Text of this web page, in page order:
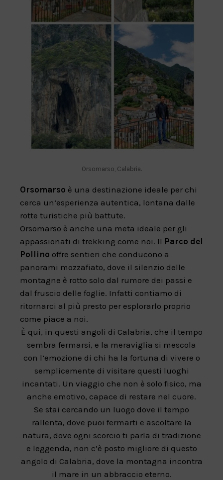
Orsomarso, Calabria.
Orsomarso è una destinazione ideale per chi
cerca un’esperienza autentica, lontana dalle
rotte turistiche più battute.
Orsomarso è anche una meta ideale per gli
appassionati di trekking come noi. Il Parco del
Pollino offre sentieri che conducono a
panorami mozzafiato, dove il silenzio delle
montagne è rotto solo dal rumore dei passi e
dal fruscio delle foglie. Infatti contiamo di
ritornarci al più presto per esplorarlo proprio
come piace a noi.
È qui, in questi angoli di Calabria, che il tempo
sembra fermarsi, e la meraviglia si mescola
con l’emozione di chi ha la fortuna di vivere o
semplicemente di visitare questi luoghi
incantati. Un viaggio che non è solo fisico, ma
anche emotivo, capace di restare nel cuore.
Se stai cercando un luogo dove il tempo
rallenta, dove puoi fermarti e ascoltare la
natura, dove ogni scorcio ti parla di tradizione
e leggenda, non c’è posto migliore di questo
angolo di Calabria, dove la montagna incontra
il mare in un abbraccio eterno.